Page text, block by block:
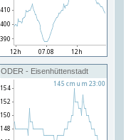
ODER - Eisenhüttenstadt